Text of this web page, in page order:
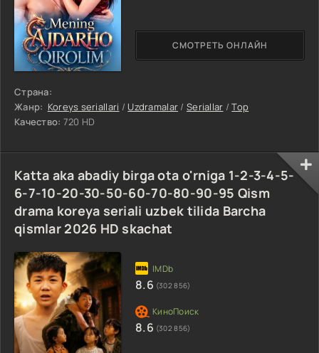
Страна:
Жанр: Koreys seriallari / Uzdramalar / Seriallar /Top
Качество: 720 HD
СМОТРЕТЬ ОНЛАЙН
Katta aka abadiy birga ota o'rniga 1-2-3-4-5-
6-7-10-20-30-50-60-70-80-90-95 Qism
drama koreya seriali uzbek tilida Barcha
qismlar 2026 HD skachat
8.6 (302 856)
8.6 (302 856)